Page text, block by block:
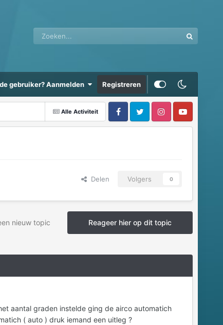
gebruiker? Aanmelden Registreren
Alle Activiteit
Delen Volgers 0
Reageer hier op dit topic
nieuw topic
aantal graden instelde ging de airco automatich
( auto ) druk iemand een uitleg ?